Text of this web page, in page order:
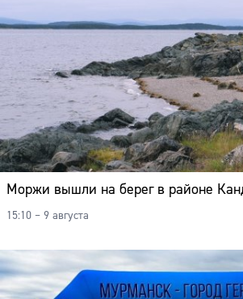
Моржи вышли на берег в районе
15:10 – 9 августа